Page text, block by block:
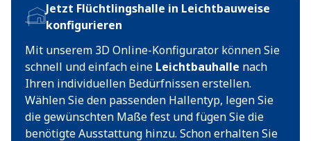
Jetzt Flüchtlingshalle in Leichtbauweise
konfigurieren
Mit unserem 3D Online-Konfigurator können Sie
schnell und einfach eine Leichtbauhalle nach
Ihren individuellen Bedürfnissen erstellen.
Wählen Sie den passenden Hallentyp, legen Sie
die gewünschten Maße fest und fügen Sie die
benötigte Ausstattung hinzu. Schon erhalten Sie